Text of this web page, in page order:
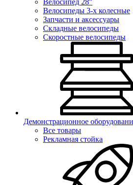
Велосипед 28"
Велосипеды 3-х колесные
Запчасти и аксессуары
Складные велосипеды
Скоростные велосипеды
Демонстрационное
Все товары
Рекламная стойка